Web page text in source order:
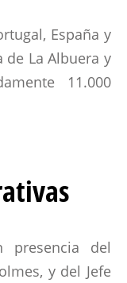
España y
La Albuera y
11.000
del
y del Jefe